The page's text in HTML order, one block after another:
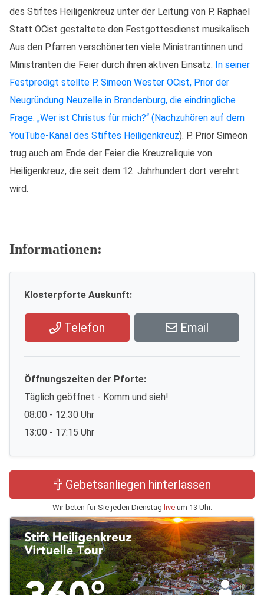
des Stiftes Heiligenkreuz unter der Leitung von P. Raphael
Statt OCist gestaltete den Festgottesdienst musikalisch.
Aus den Pfarren verschönerten viele Ministrantinnen und
Ministranten die Feier durch ihren aktiven Einsatz. In seiner
Festpredigt stellte P. Simeon Wester OCist, Prior der
Neugründung Neuzelle in Brandenburg, die eindringliche
Frage: „Wer ist Christus für mich?“ (Nachzuhören auf dem
YouTube-Kanal des Stiftes Heiligenkreuz). P. Prior Simeon
trug auch am Ende der Feier die Kreuzreliquie von
Heiligenkreuz, die seit dem 12. Jahrhundert dort verehrt
wird.
Informationen:
Klosterpforte Auskunft:
Telefon Email
Öffnungszeiten der Pforte:
Täglich geöffnet - Komm und sieh!
08:00 - 12:30 Uhr
13:00 - 17:15 Uhr
Gebetsanliegen hinterlassen
Wir beten für Sie jeden Dienstag liveum 13 Uhr.